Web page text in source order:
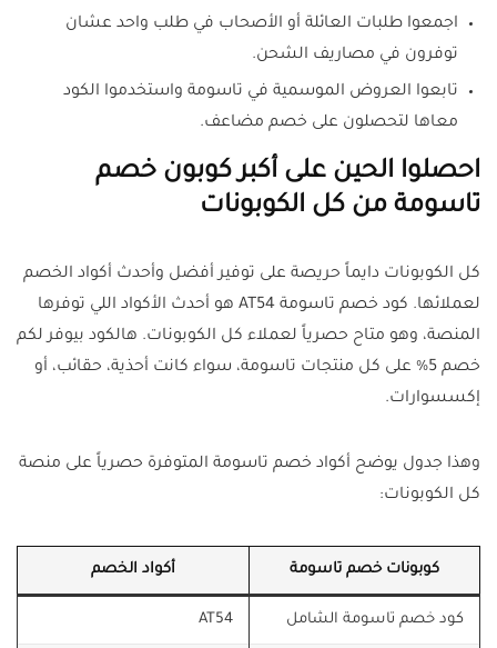
اجمعوا طلبات العائلة أو الأصحاب في طلب واحد عشان
توفرون في مصاريف الشحن.
تابعوا العروض الموسمية في تاسومة واستخدموا الكود
معاها لتحصلون على خصم مضاعف.
احصلوا الحين على أكبر كوبون خصم
تاسومة من كل الكوبونات
كل الكوبونات دايماً حريصة على توفير أفضل وأحدث أكواد الخصم
لعملائها. كود خصم تاسومة AT54 هو أحدث الأكواد اللي توفرها
المنصة، وهو متاح حصرياً لعملاء كل الكوبونات. هالكود بيوفر لكم
خصم 5% على كل منتجات تاسومة، سواء كانت أحذية، حقائب، أو
إكسسوارات.
وهذا جدول يوضح أكواد خصم تاسومة المتوفرة حصرياً على منصة
كل الكوبونات:
كوبونات خصم تاسومة أكواد الخصم
كود خصم تاسومة الشامل AT54